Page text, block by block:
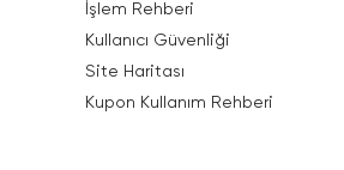
İşlem Rehberi
Kullanıcı Güvenliği
Site Haritası
Kupon Kullanım Rehberi